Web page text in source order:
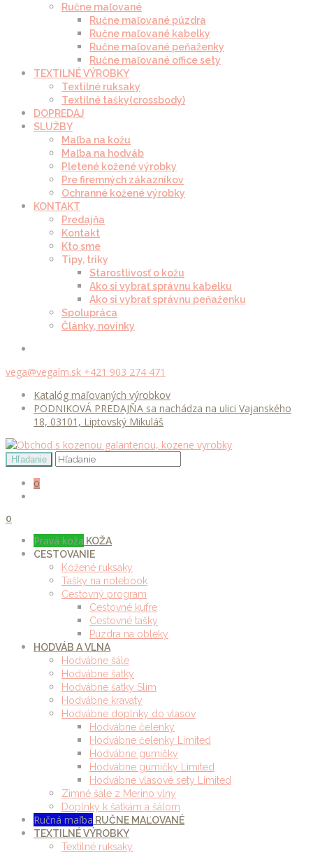
Ručne maľované
Ručne maľované púzdra
Ručne maľované kabelky
Ručne maľované peňaženky
Ručne maľované office sety
TEXTILNÉ VÝROBKY
Textilné ruksaky
Textilné tašky(crossbody)
DOPREDAJ
SLUŽBY
Maľba na kožu
Maľba na hodváb
Pletené kožené výrobky
Pre firemných zákazníkov
Ochranné kožené výrobky
KONTAKT
Predajňa
Kontakt
Kto sme
Tipy, triky
Starostlivosť o kožu
Ako si vybrať správnu kabelku
Ako si vybrať správnu peňaženku
Spolupráca
Články, novinky
vega@vegalm.sk +421 903 274 471
Katalóg maľovaných výrobkov
PODNIKOVÁ PREDAJŇA sa nachádza na ulici Vajanského
18, 03101, Liptovský Mikuláš
0
0
Pravá koža KOŽA
CESTOVANIE
Kožené ruksaky
Tašky na notebook
Cestovný program
Cestovné kufre
Cestovné tašky
Púzdra na obleky
HODVÁB A VLNA
Hodvábne šále
Hodvábne šatky
Hodvábne šatky Slim
Hodvábne kravaty
Hodvábne doplnky do vlasov
Hodvábne čelenky
Hodvábne čelenky Limited
Hodvábne gumičky
Hodvábne gumičky Limited
Hodvábne vlasové sety Limited
Zimné šále z Merino vlny
Doplnky k šatkám a šálom
Ručná maľba RUČNE MAĽOVANÉ
TEXTILNÉ VÝROBKY
Textilné ruksaky